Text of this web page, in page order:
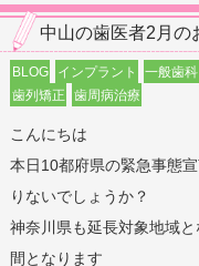
中山の歯医者2月の
BLOG インプラント 一般歯科
歯列矯正
歯周病治療
こんにちは
本日10都府県の緊急事態
りないでしょうか？
神奈川県も延長対象地域
間となります